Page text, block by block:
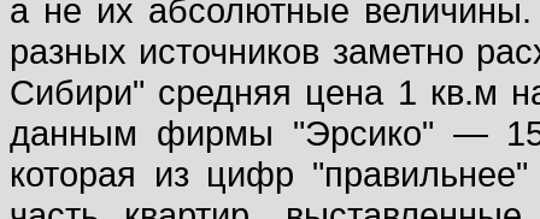
а не их абсолютные
разных источников заметно
Сибири" средняя цена 1 кв.м
данным фирмы "Эрсико" —
которая из цифр